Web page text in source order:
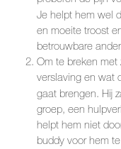
Je helpt hem wel
en moeite troost
betrouwbare
Om te breken met
verslaving en wat
gaat brengen. Hij
groep, een
helpt hem niet
buddy voor hem